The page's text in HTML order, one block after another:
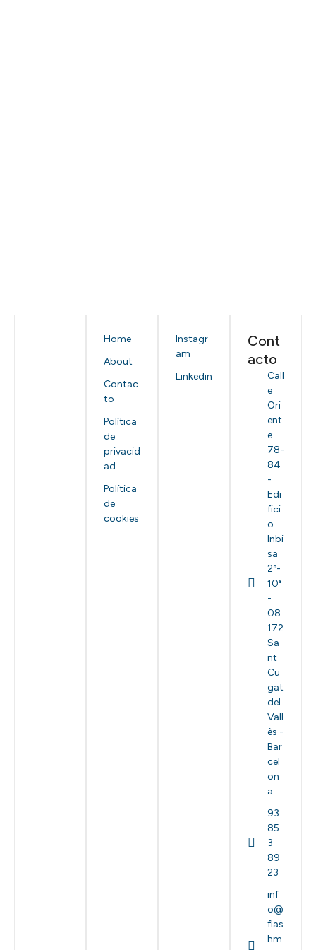
Home
About
Contac
to
Política
de
privacid
ad
Política
de
cookies
Instagr
am
Linkedin
Cont
acto
Call
e
Ori
ent
e
78-
84
-
Edi
fici
o
Inbi
sa
2º-
10ª
-
08
172
Sa
nt
Cu
gat
del
Vall
ès -
Bar
cel
on
a
93
85
3
89
23
inf
o@
flas
hm